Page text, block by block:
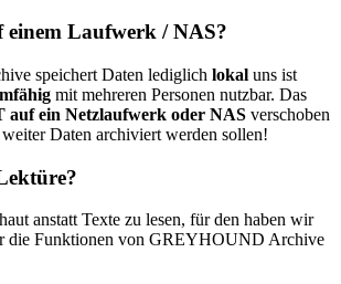
einem Laufwerk / NAS?
speichert Daten lediglich lokal uns ist
mit mehreren Personen nutzbar. Das
auf ein Netzlaufwerk oder NAS verschoben
Daten archiviert werden sollen!
anstatt Texte zu lesen, für den haben wir
die Funktionen von GREYHOUND Archive